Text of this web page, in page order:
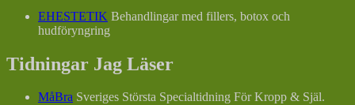
EHESTETIK Behandlingar med fillers, botox och
hudföryngring
Tidningar Jag Läser
MåBra Sveriges Största Specialtidning För Kropp & Själ.